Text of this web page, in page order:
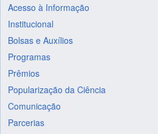
Acesso à Informação
Institucional
Bolsas e Auxílios
Programas
Prêmios
Popularização da Ciência
Comunicação
Parcerias